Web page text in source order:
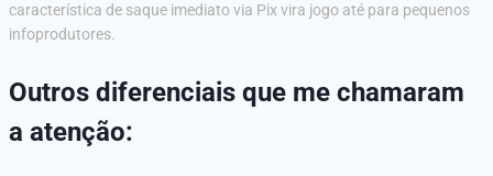
característica de saque imediato via Pix vira jogo até para pequenos
infoprodutores.
Outros diferenciais que me chamaram
a atenção: